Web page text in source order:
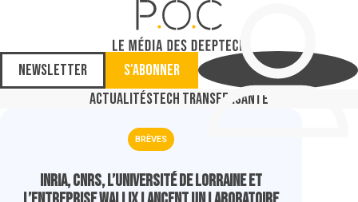
Newsletter
S'abonner
ActualitésTech TransferSanté
BRÈVES
Inria, CNRS, l’Université de Lorraine et